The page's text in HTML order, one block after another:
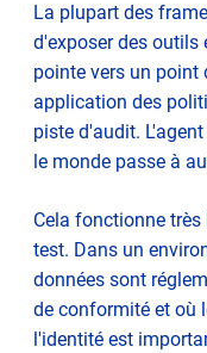
La plupart des
d'exposer des
pointe vers un point
application des
piste d'audit.
le monde passe à
Cela fonctionne
test. Dans un
données sont
de conformité et où
l'identité est